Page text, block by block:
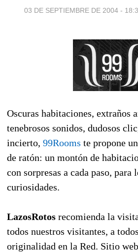
03 DE SEPTIEMBRE DE 2004 -
Oscuras habitaciones, extraños
tenebrosos sonidos, dudosos
incierto, 99Rooms te propone
de ratón: un montón de
con sorpresas a cada paso, para
curiosidades.
LazosRotos recomienda la
todos nuestros visitantes, a
originalidad en la Red. Sitio